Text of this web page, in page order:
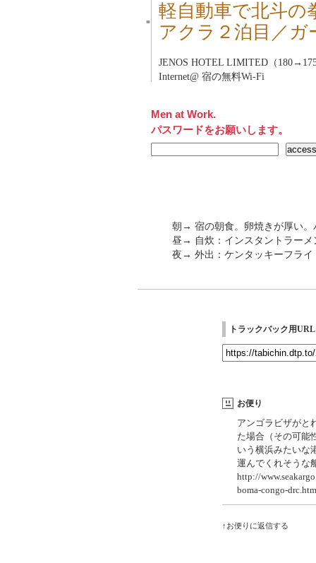
■
軽自動車で北斗の
アクラ２泊目／ガ
JENOS HOTEL LIMITED（
Internet@ 宿の無料Wi-Fi
Men at Work.
パスワードをお願いします。
朝→ 宿の朝食。卵焼きが厚い。
昼→ 自炊：インスタントラーメ
夜→ 外出：ケンタッキーフライ
トラックバック用URL
お便り
アンゴラビザがと
た場合（その可能
いう横浜みたいな
運んでくれそうな
http://
boma-congo-
↑お便りに返信する